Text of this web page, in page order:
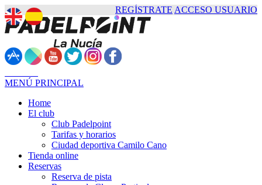
REGÍSTRATE ACCESO USUARIO
MENÚ PRINCIPAL
Home
El club
Club Padelpoint
Tarifas y horarios
Ciudad deportiva Camilo Cano
Tienda online
Reservas
Reserva de pista